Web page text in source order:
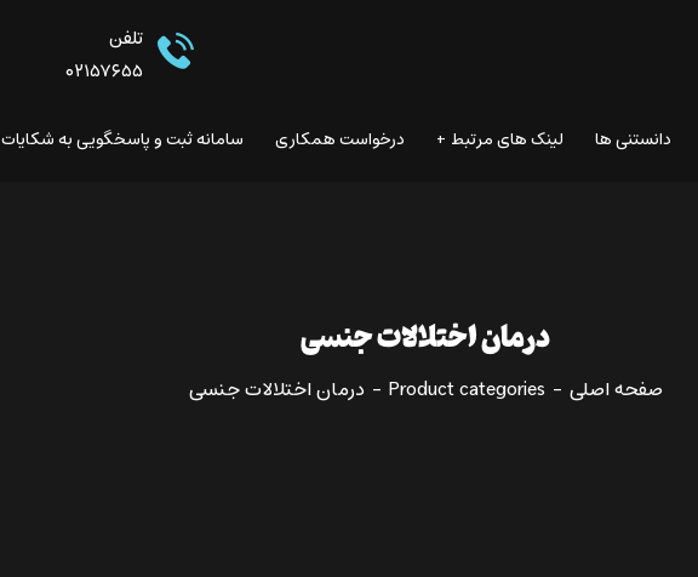
تلفن
۰۲۱۵۷۶۵۵
دانستنی ها لینک هاى مرتبط درخواست همکاری سامانه ثبت و پاسخگویی به شکایات
درمان اختلالات جنسی
صفحه اصلی Product categories درمان اختلالات جنسی